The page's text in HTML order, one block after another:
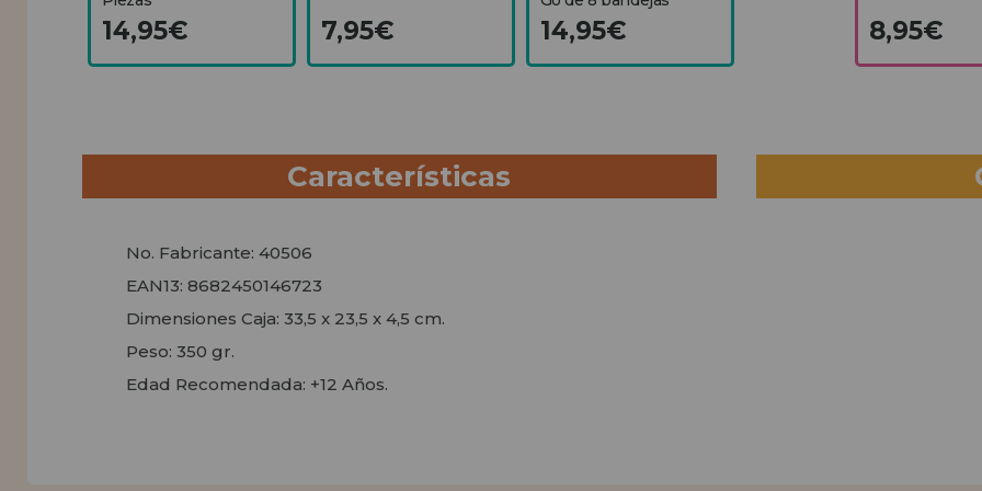
14,95€ 7,95€ 14,95€ 8,95€
Características
No. Fabricante: 40506
EAN13: 8682450146723
Dimensiones Caja: 33,5 x 23,5 x 4,5 cm.
Peso: 350 gr.
Edad Recomendada: +12 Años.